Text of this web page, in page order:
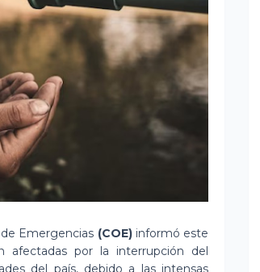
Emergencias (COE)informó este
afectadas por la interrupción del
del país, debido a las intensas